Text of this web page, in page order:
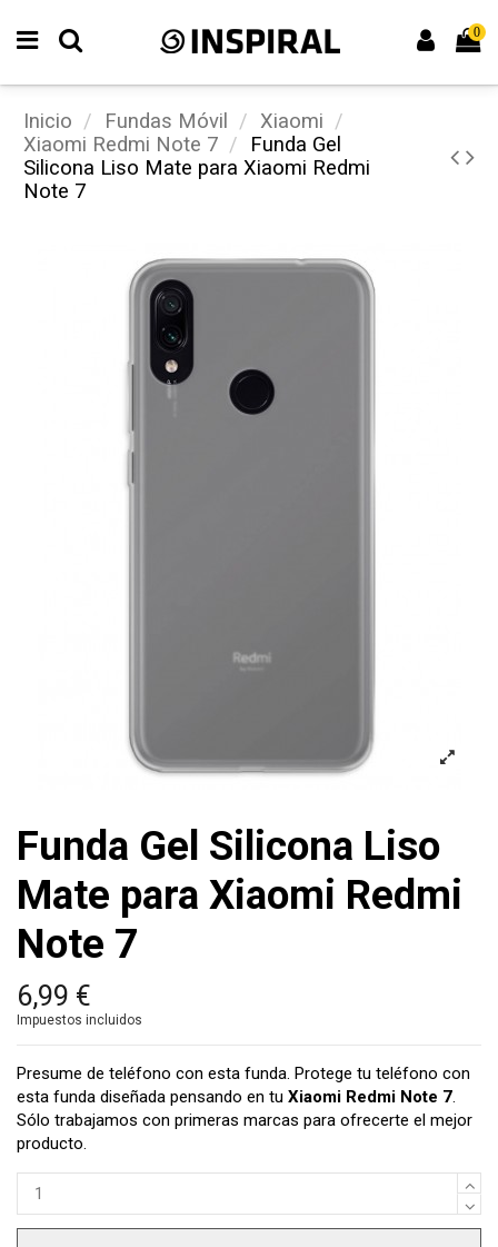
0
Inicio Fundas Móvil
Xiaomi
Xiaomi Redmi Note 7
Funda Gel
Silicona Liso Mate para Xiaomi Redmi
Note 7
Funda Gel Silicona Liso
Mate para Xiaomi Redmi
Note 7
6,99 €
Impuestos incluidos
Presume de teléfono con esta funda. Protege tu teléfono con
esta funda diseñada pensando en tu Xiaomi Redmi Note 7.
Sólo trabajamos con primeras marcas para ofrecerte el mejor
producto.